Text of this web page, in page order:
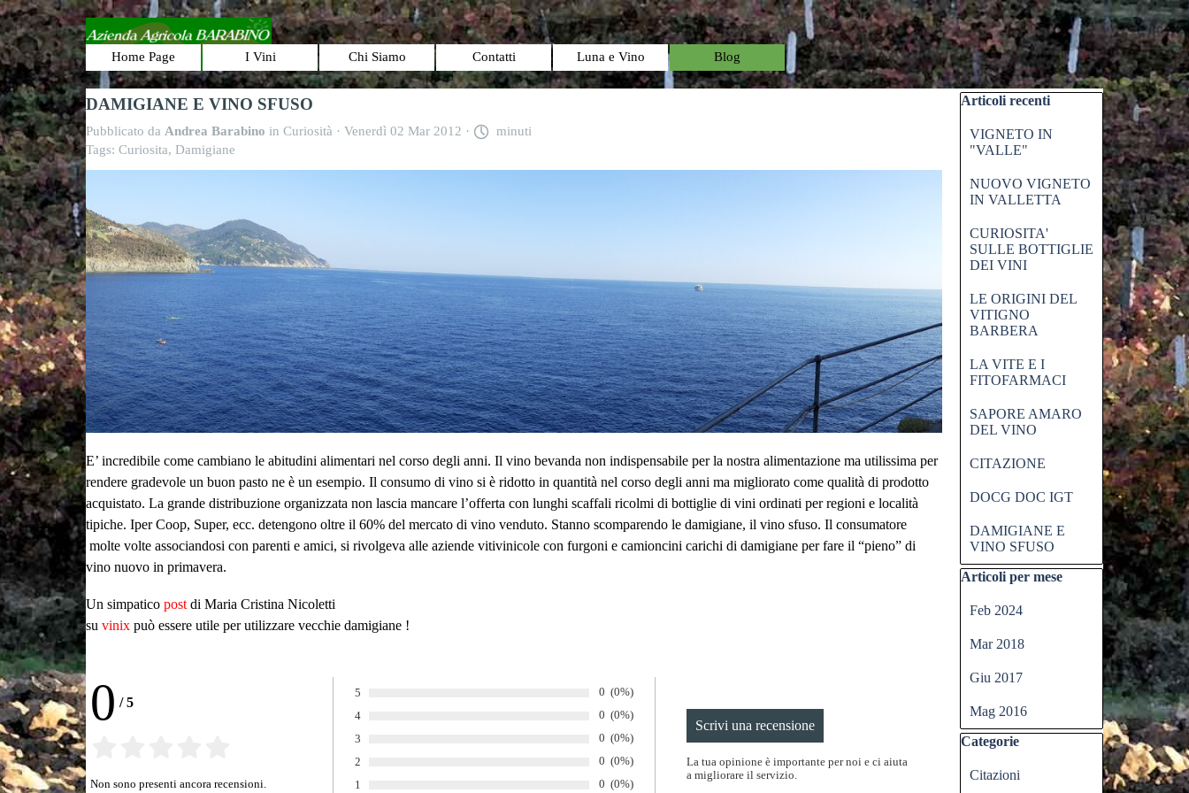
Vai ai contenuti
Salta menù
Home Page I Vini ▼
Chi Siamo Contatti Luna e Vino Blog
DAMIGIANE E VINO SFUSO
Pubblicato da Andrea Barabino in Curiosità · Venerdì 02 Mar 2012 ·
minuti
Tags: Curiosita, Damigiane
E’ incredibile come cambiano le abitudini alimentari nel corso degli anni. Il vino bevanda non indispensabile per la nostra alimentazione ma utilissima per
rendere gradevole un buon pasto ne è un esempio. Il consumo di vino si è ridotto in quantità nel corso degli anni ma migliorato come qualità di prodotto
acquistato. La grande distribuzione organizzata non lascia mancare l’offerta con lunghi scaffali ricolmi di bottiglie di vini ordinati per regioni e località
tipiche. Iper Coop, Super, ecc. detengono oltre il 60% del mercato di vino venduto. Stanno scomparendo le damigiane, il vino sfuso. Il consumatore
molte volte associandosi con parenti e amici, si rivolgeva alle aziende vitivinicole con furgoni e camioncini carichi di damigiane per fare il “pieno” di
vino nuovo in primavera.
Un simpatico post di Maria Cristina Nicoletti
su vinix può essere utile per utilizzare vecchie damigiane !
0 /5
Non sono presenti ancora recensioni.
5 Numero di voti:
0 Percentuale di voti:
(0%)
4 Numero di voti:
0 Percentuale di voti:
(0%)
3 Numero di voti:
0 Percentuale di voti:
(0%)
2 Numero di voti:
0 Percentuale di voti:
(0%)
1 Numero di voti:
0 Percentuale di voti:
(0%)
La tua opinione è importante per noi e ci aiuta
a migliorare il servizio.
Salta blocco Articoli recenti
Articoli recenti
VIGNETO IN
"VALLE"
NUOVO VIGNETO
IN VALLETTA
CURIOSITA'
SULLE BOTTIGLIE
DEI VINI
LE ORIGINI DEL
VITIGNO
BARBERA
LA VITE E I
FITOFARMACI
SAPORE AMARO
DEL VINO
CITAZIONE
DOCG DOC IGT
DAMIGIANE E
VINO SFUSO
Salta blocco Articoli per mese
Articoli per mese
Feb 2024
Mar 2018
Giu 2017
Mag 2016
Salta blocco Categorie
Categorie
Citazioni